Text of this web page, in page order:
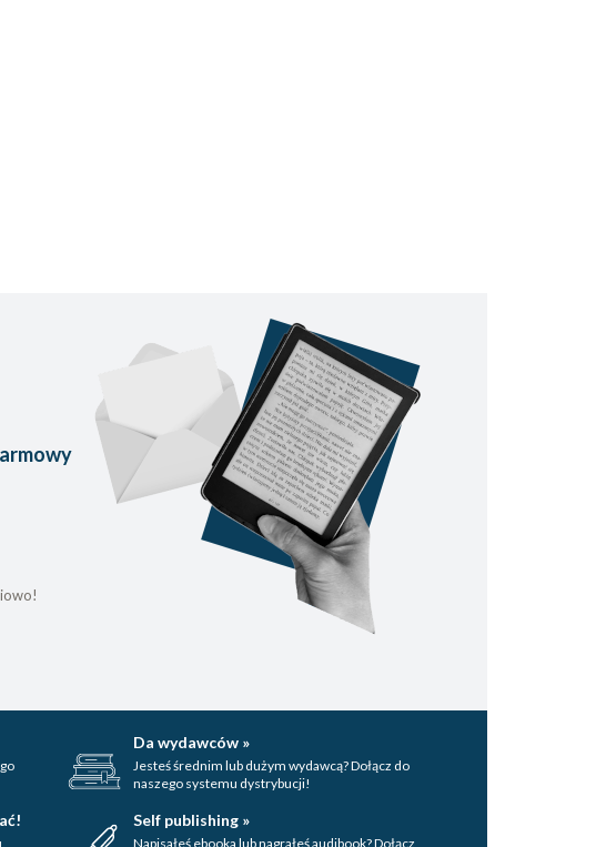
Da wydawców »
Jesteś średnim lub dużym wydawcą? Dołącz do
naszego systemu dystrybucji!
Self publishing »
Napisałeś ebooka lub nagrałeś audibook? Dołącz